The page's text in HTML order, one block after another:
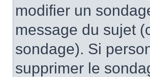
modifier un
message du sujet
sondage). Si
supprimer le